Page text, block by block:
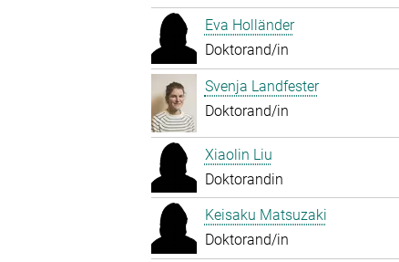
Eva Holländer
Doktorand/in
Svenja Landfester
Doktorand/in
Xiaolin Liu
Doktorandin
Keisaku Matsuzaki
Doktorand/in